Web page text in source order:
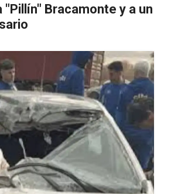
"Pillín" Bracamonte y a un